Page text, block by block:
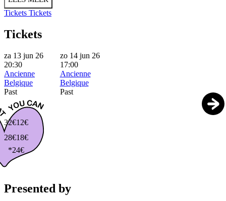
Tickets Tickets
Tickets
za 13 jun 26
20:30
Ancienne
Belgique
Past
zo 14 jun 26
17:00
Ancienne
Belgique
Past
32€
28€
*24€
18€
12€
Presented by